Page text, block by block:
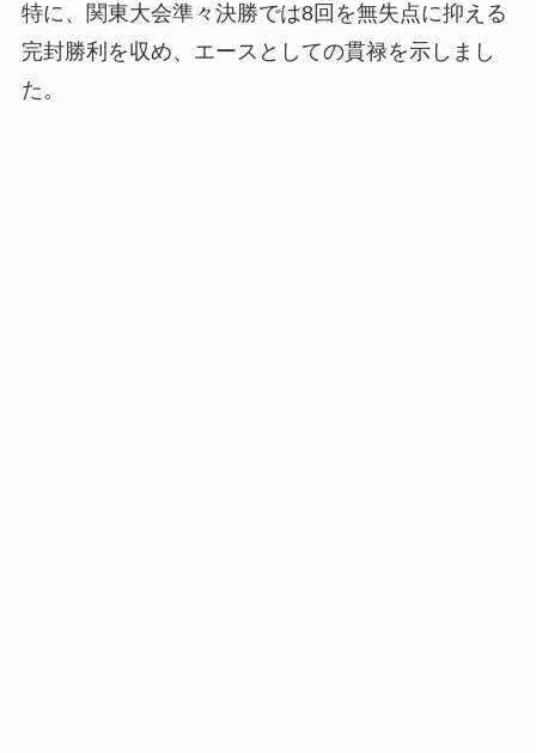
特に、関東大会準々決勝では8回を無失点に抑える
完封勝利を収め、エースとしての貫禄を示しまし
た。